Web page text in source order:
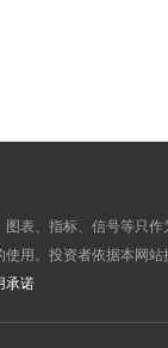
2014-09-16
2014-09-12
2014-09-11
2014-09-10
2014-09-09
表、指标、信号等只
用。投资者依据本网
承诺